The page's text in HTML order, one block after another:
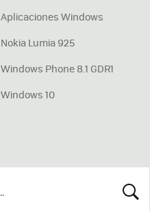
Aplicaciones Windows
Nokia Lumia 925
Windows Phone 8.1 GDR1
Windows 10